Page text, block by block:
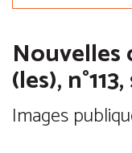
Nouvelles
(les),
Images